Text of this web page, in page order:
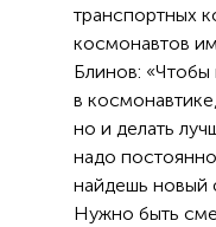
транспортных
космонавтов
Блинов: «Чтобы
в
но и делать
надо
найдешь новый
Нужно быть